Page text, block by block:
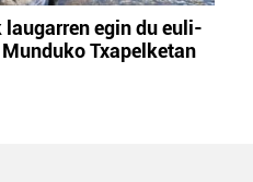
egin du euli-
Txapelketan